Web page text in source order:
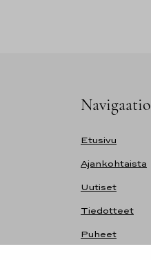
Navigaatio
Etusivu
Ajankohtaista
Uutiset
Tiedotteet
Puheet